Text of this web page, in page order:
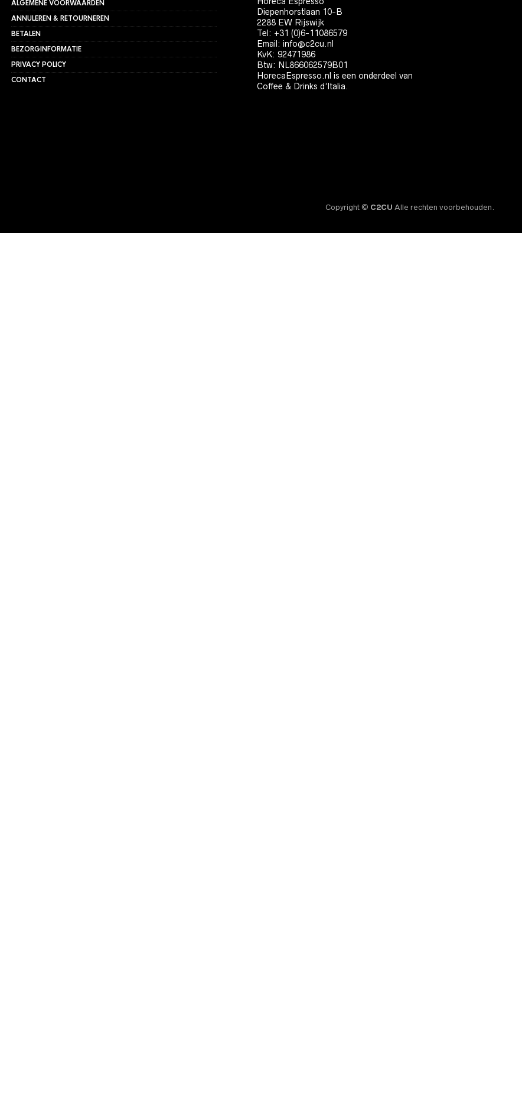
ALGEMENE VOORWAARDEN
ANNULEREN & RETOURNEREN
BETALEN
BEZORGINFORMATIE
PRIVACY POLICY
CONTACT
Diepenhorstlaan 10-B
2288 EW Rijswijk
Tel: +31 (0)6-11086579
Email:info@c2cu.nl
KvK: 92471986
Btw: NL866062579B01
HorecaEspresso.nl is een onderdeel van
Coffee & Drinks d’Italia.
Copyright © C2CU Alle rechten voorbehouden.